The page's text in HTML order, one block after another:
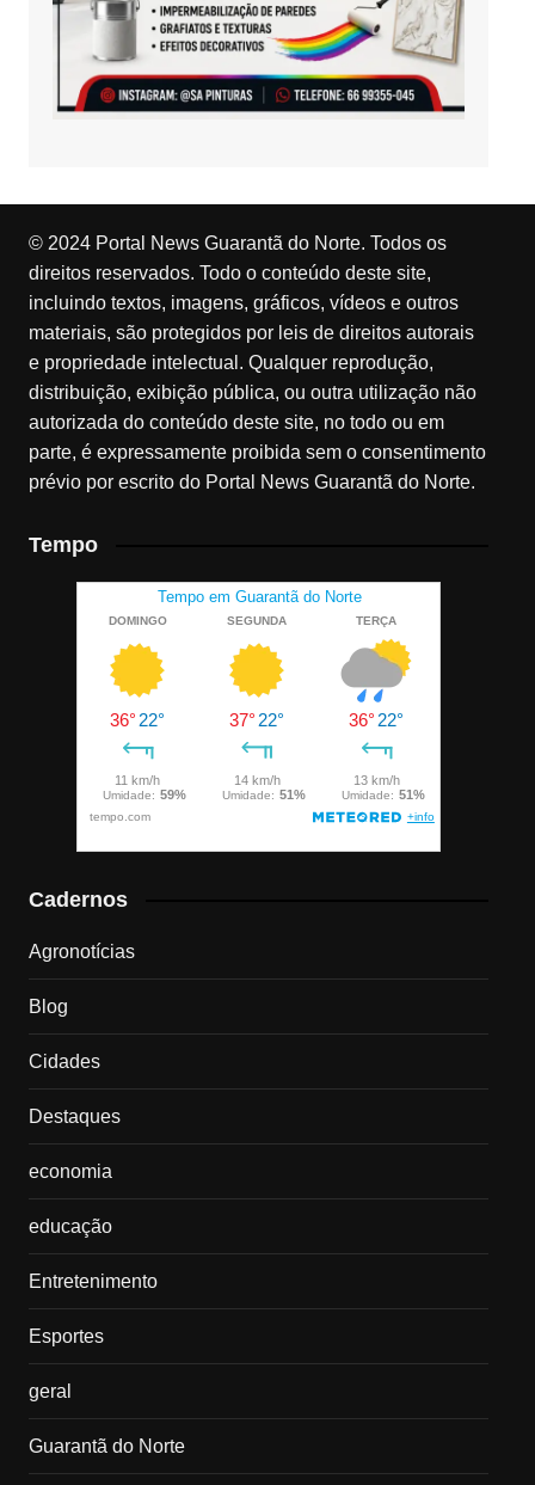
© 2024 Portal News Guarantã do Norte. Todos os
direitos reservados. Todo o conteúdo deste site,
incluindo textos, imagens, gráficos, vídeos e outros
materiais, são protegidos por leis de direitos autorais
e propriedade intelectual. Qualquer reprodução,
distribuição, exibição pública, ou outra utilização não
autorizada do conteúdo deste site, no todo ou em
parte, é expressamente proibida sem o consentimento
prévio por escrito do Portal News Guarantã do Norte.
Tempo
Cadernos
Agronotícias
Blog
Cidades
Destaques
economia
educação
Entretenimento
Esportes
geral
Guarantã do Norte